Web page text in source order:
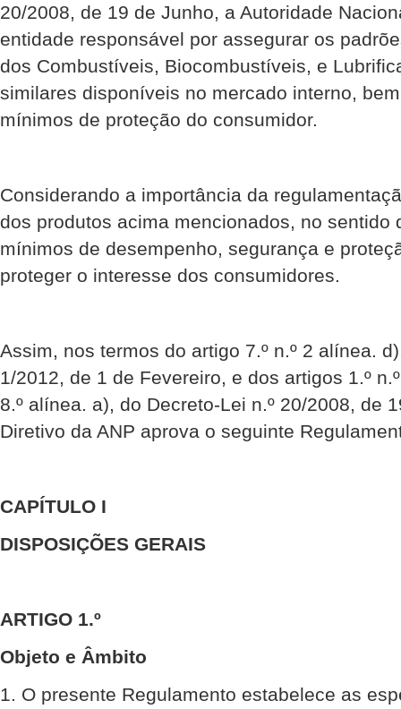
20/2008, de 19 de Junho, a Autoridade
entidade responsável por assegurar os
dos Combustíveis, Biocombustíveis, e
similares disponíveis no mercado interno,
mínimos de proteção do consumidor.
Considerando a importância da
dos produtos acima mencionados, no sentido
mínimos de desempenho, segurança e
proteger o interesse dos consumidores.
Assim, nos termos do artigo 7.º n.º 2 alínea.
1/2012, de 1 de Fevereiro, e dos artigos 1.º
8.º alínea. a), do Decreto-Lei n.º 20/2008, de
Diretivo da ANP aprova o seguinte
CAPÍTULO I
DISPOSIÇÕES GERAIS
ARTIGO 1.º
Objeto e Âmbito
1. O presente Regulamento estabelece as